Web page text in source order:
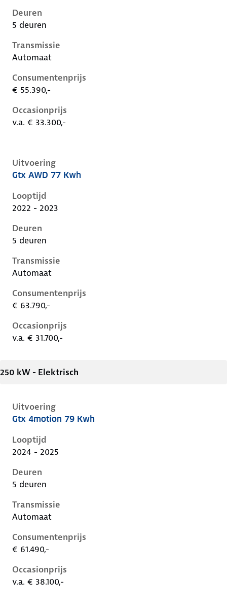
Deuren
5 deuren
Transmissie
Automaat
Consumentenprijs
€ 55.390,-
Occasionprijs
v.a. € 33.300,-
Uitvoering
Volkswagen ID.5 i, 77 kwh, 220 kW, Elektrisch, 5
Gtx AWD 77 Kwh
Looptijd
2022 - 2023
Deuren
5 deuren
Transmissie
Automaat
Consumentenprijs
€ 63.790,-
Occasionprijs
v.a. € 31.700,-
250 kW - Elektrisch
Uitvoering
Volkswagen ID.5 i, 79 kwh, 250 kW, Elektrisch, 5
Gtx 4motion 79 Kwh
Looptijd
2024 - 2025
Deuren
5 deuren
Transmissie
Automaat
Consumentenprijs
€ 61.490,-
Occasionprijs
v.a. € 38.100,-